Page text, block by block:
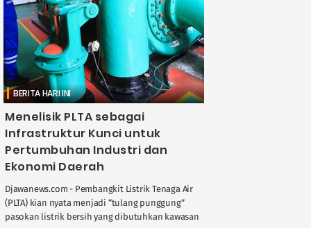
BERITA HARI INI
Menelisik PLTA sebagai
Infrastruktur Kunci untuk
Pertumbuhan Industri dan
Ekonomi Daerah
Djawanews.com - Pembangkit Listrik Tenaga Air
(PLTA) kian nyata menjadi “tulang punggung”
pasokan listrik bersih yang dibutuhkan kawasan